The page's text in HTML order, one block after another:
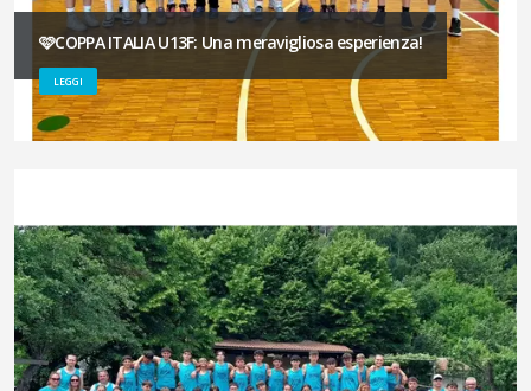
🩷COPPA ITALIA U13F: Una meravigliosa esperienza!
LEGGI